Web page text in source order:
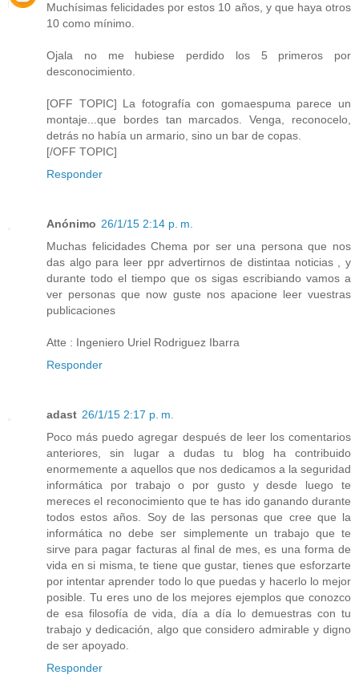
Muchísimas felicidades por estos 10 años, y que haya otros
10 como mínimo.
Ojala no me hubiese perdido los 5 primeros por
desconocimiento.
[OFF TOPIC] La fotografía con gomaespuma parece un
montaje...que bordes tan marcados. Venga, reconocelo,
detrás no había un armario, sino un bar de copas.
[/OFF TOPIC]
Responder
Anónimo 26/1/15 2:14 p. m.
Muchas felicidades Chema por ser una persona que nos
das algo para leer ppr advertirnos de distintaa noticias , y
durante todo el tiempo que os sigas escribiando vamos a
ver personas que now guste nos apacione leer vuestras
publicaciones
Atte : Ingeniero Uriel Rodriguez Ibarra
Responder
adast 26/1/15 2:17 p. m.
Poco más puedo agregar después de leer los comentarios
anteriores, sin lugar a dudas tu blog ha contribuido
enormemente a aquellos que nos dedicamos a la seguridad
informática por trabajo o por gusto y desde luego te
mereces el reconocimiento que te has ido ganando durante
todos estos años. Soy de las personas que cree que la
informática no debe ser simplemente un trabajo que te
sirve para pagar facturas al final de mes, es una forma de
vida en si misma, te tiene que gustar, tienes que esforzarte
por intentar aprender todo lo que puedas y hacerlo lo mejor
posible. Tu eres uno de los mejores ejemplos que conozco
de esa filosofía de vida, día a día lo demuestras con tu
trabajo y dedicación, algo que considero admirable y digno
de ser apoyado.
Responder